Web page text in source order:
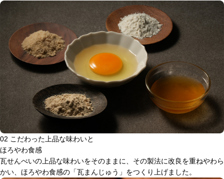
02 こだわった上品な味わいと
ほろやわ食感
瓦せんべいの上品な味わいをそのままに、その製法に改良を重ねやわら
かい、ほろやわ食感の「瓦まんじゅう」をつくり上げました。